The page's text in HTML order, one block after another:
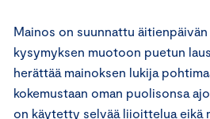
Mainos on suunnattu
kysymyksen muotoon puetun
herättää mainoksen lukija
kokemustaan oman puolisonsa
on käytetty selvää liioittelua eikä